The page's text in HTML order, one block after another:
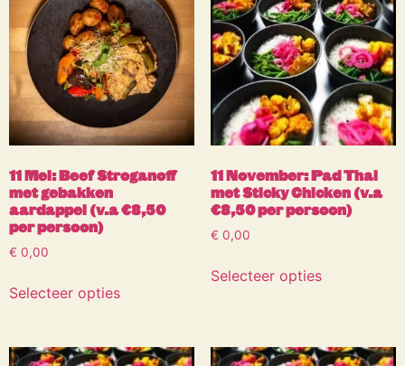
11 Mei: Beef Stroganoff
met gebakken
aardappel (v.a €8,50
per persoon)
€ 0,00
Selecteer opties
11 November: Pad Thai
met Sticky Chicken (v.a
€8,50 per persoon)
€ 0,00
Selecteer opties